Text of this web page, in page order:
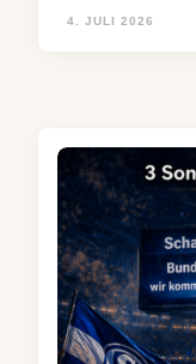
4. JULI 2026